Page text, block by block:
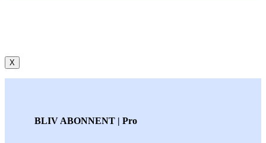
X
BLIV ABONNENT | Pro